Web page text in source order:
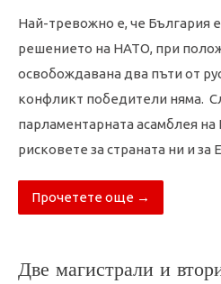
Най-тревожно е, че България е
решението на НАТО, при
освобождавана два пъти от
конфликт победители няма.
парламентарната асамблея
рисковете за страната ни и
Прочетете още →
Две магистрали и